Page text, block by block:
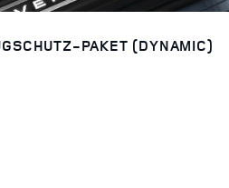
PAKET (DYNAMIC)